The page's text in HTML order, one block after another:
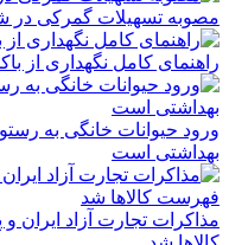
مصوبه تسهیلات گمرکی در
راهنمای کامل نگهداری
ورود حیوانات خانگی به
بهداشتی است
مذاکرات تجارت آزاد